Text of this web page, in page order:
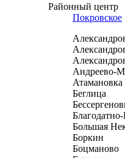
Районный центр
Покровское
Андреево-
Атамановка
Беглица
Большая
Боркин
Боцманово